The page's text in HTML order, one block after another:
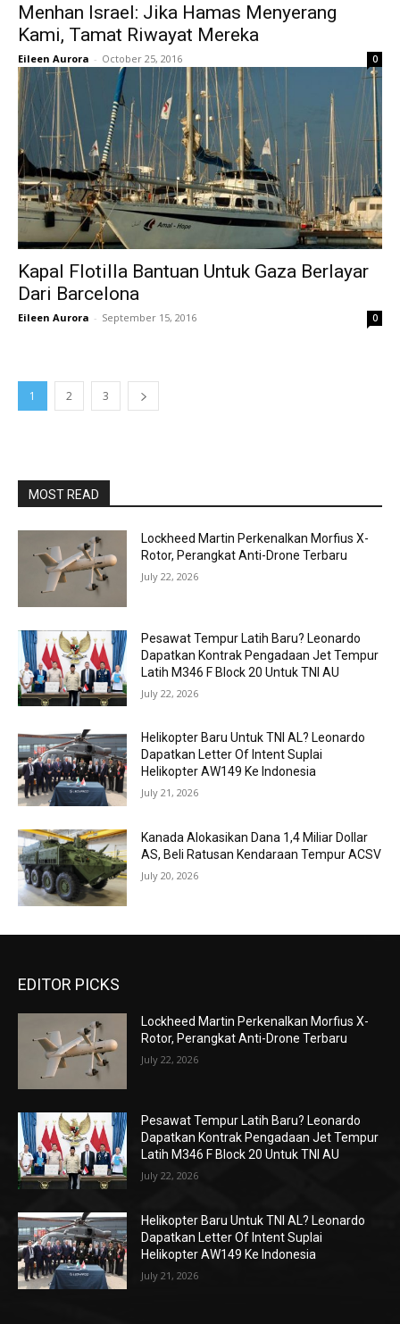
Menhan Israel: Jika Hamas Menyerang
Kami, Tamat Riwayat Mereka
Eileen Aurora - October 25, 2016 0
Kapal Flotilla Bantuan Untuk Gaza Berlayar
Dari Barcelona
Eileen Aurora - September 15, 2016 0
1 2 3
MOST READ
Lockheed Martin Perkenalkan Morfius X-
Rotor, Perangkat Anti-Drone Terbaru
July 22, 2026
Pesawat Tempur Latih Baru? Leonardo
Dapatkan Kontrak Pengadaan Jet Tempur
Latih M346 F Block 20 Untuk TNI AU
July 22, 2026
Helikopter Baru Untuk TNI AL? Leonardo
Dapatkan Letter Of Intent Suplai
Helikopter AW149 Ke Indonesia
July 21, 2026
Kanada Alokasikan Dana 1,4 Miliar Dollar
AS, Beli Ratusan Kendaraan Tempur ACSV
July 20, 2026
EDITOR PICKS
Lockheed Martin Perkenalkan Morfius X-
Rotor, Perangkat Anti-Drone Terbaru
July 22, 2026
Pesawat Tempur Latih Baru? Leonardo
Dapatkan Kontrak Pengadaan Jet Tempur
Latih M346 F Block 20 Untuk TNI AU
July 22, 2026
Helikopter Baru Untuk TNI AL? Leonardo
Dapatkan Letter Of Intent Suplai
Helikopter AW149 Ke Indonesia
July 21, 2026